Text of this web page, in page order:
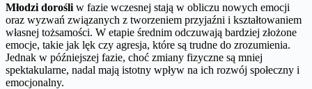
Młodzi dorośli w fazie wczesnej stają w obliczu nowych emocji
oraz wyzwań związanych z tworzeniem przyjaźni i kształtowaniem
własnej tożsamości. W etapie średnim odczuwają bardziej złożone
emocje, takie jak lęk czy agresja, które są trudne do zrozumienia.
Jednak w późniejszej fazie, choć zmiany fizyczne są mniej
spektakularne, nadal mają istotny wpływ na ich rozwój społeczny i
emocjonalny.